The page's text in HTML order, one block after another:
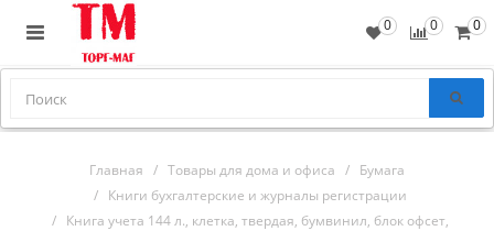
0
0
0
Главная Товары для дома и офиса
Бумага
Книги бухгалтерские и журналы регистрации
Книга учета 144 л., клетка, твердая, бумвинил, блок офсет,